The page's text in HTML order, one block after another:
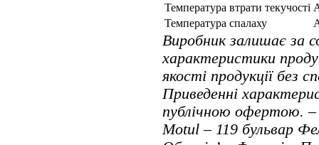
Температура втрати текучості
Температура спалаху
Виробник залишає за
характеристики
якості продукції без
Приведенні
публічною офертою. –
Motul – 119 бульвар